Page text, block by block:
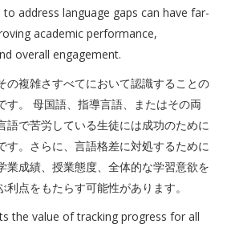
address language gaps can have far-
academic performance,
overall engagement.
の複雑さすべてにおいて認識することの
す。 母国語、指導言語、またはその両
語で苦労している生徒には成功のために
す。さらに、言語格差に対処するために
業成績、授業態度、全体的な学習意欲を
点をもたらす可能性があります。
the value of tracking progress for all